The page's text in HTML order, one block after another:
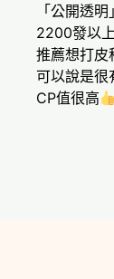
「公開透
2200發以
推薦想打皮
可以說是很
CP值很高